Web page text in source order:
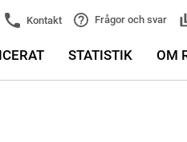
Kontakt Frågor och svar
STATISTIK OM